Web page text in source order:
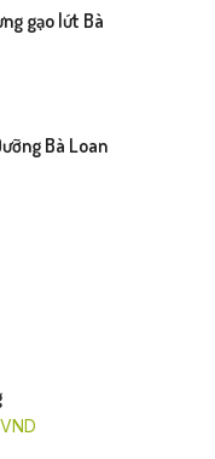
gạo lứt Bà
Bà Loan
VND